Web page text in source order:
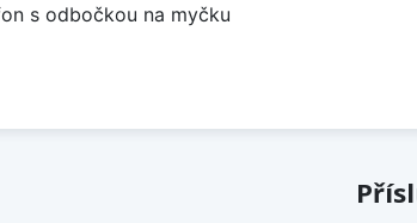
s odbočkou na myčku